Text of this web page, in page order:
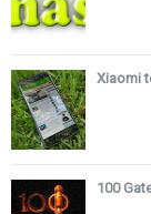
Xiaomi
100